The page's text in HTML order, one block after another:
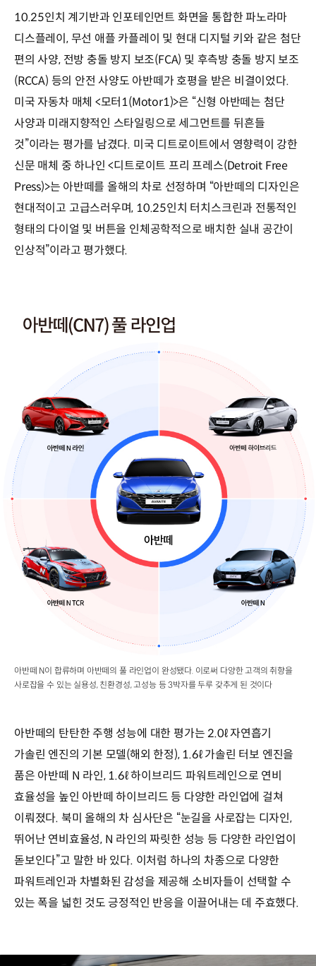
10.25인치 계기반과 인포테인먼트 화면을 통합한 파노라마
디스플레이, 무선 애플 카플레이 및 현대 디지털 키와 같은 첨단
편의 사양, 전방 충돌 방지 보조(FCA) 및 후측방 충돌 방지 보조
(RCCA) 등의 안전 사양도 아반떼가 호평을 받은 비결이었다.
미국 자동차 매체 <모터1(Motor1)>은 “신형 아반떼는 첨단
사양과 미래지향적인 스타일링으로 세그먼트를 뒤흔들
것”이라는 평가를 남겼다. 미국 디트로이트에서 영향력이 강한
신문 매체 중 하나인 <디트로이트 프리 프레스(Detroit Free
Press)>는 아반떼를 올해의 차로 선정하며 “아반떼의 디자인은
현대적이고 고급스러우며, 10.25인치 터치스크린과 전통적인
형태의 다이얼 및 버튼을 인체공학적으로 배치한 실내 공간이
인상적”이라고 평가했다.
아반떼 N이 합류하며 아반떼의 풀 라인업이 완성됐다. 이로써 다양한 고객의 취향을
사로잡을 수 있는 실용성, 친환경성, 고성능 등 3박자를 두루 갖추게 된 것이다
아반떼의 탄탄한 주행 성능에 대한 평가는 2.0ℓ 자연흡기
가솔린 엔진의 기본 모델(해외 한정), 1.6ℓ 가솔린 터보 엔진을
품은 아반떼 N 라인, 1.6ℓ 하이브리드 파워트레인으로 연비
효율성을 높인 아반떼 하이브리드 등 다양한 라인업에 걸쳐
이뤄졌다. 북미 올해의 차 심사단은 “눈길을 사로잡는 디자인,
뛰어난 연비효율성, N 라인의 짜릿한 성능 등 다양한 라인업이
돋보인다”고 말한 바 있다. 이처럼 하나의 차종으로 다양한
파워트레인과 차별화된 감성을 제공해 소비자들이 선택할 수
있는 폭을 넓힌 것도 긍정적인 반응을 이끌어내는 데 주효했다.